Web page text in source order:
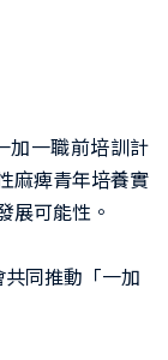
加一職前培訓計
麻痺青年培養實
展可能性。